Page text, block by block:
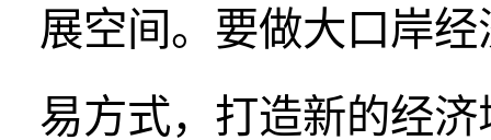
展空间。要做大口岸
易方式，打造新的经